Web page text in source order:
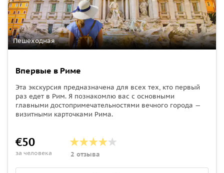
Пешеходная
Впервые в Риме
Эта экскурсия предназначена для всех тех, кто первый
раз едет в Рим. Я познакомлю вас с основными
главными достопримечательностями вечного города —
визитными карточками Рима.
€50
за человека 2 отзыва